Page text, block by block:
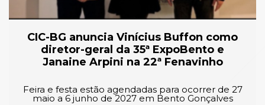
CIC-BG anuncia Vinícius Buffon como
diretor-geral da 35ª ExpoBento e
Janaine Arpini na 22ª Fenavinho
Feira e festa estão agendadas para ocorrer de 27
maio a 6 junho de 2027 em Bento Gonçalves